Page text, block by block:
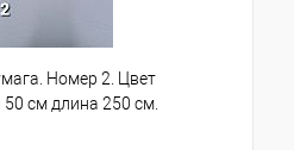
Номер 2. Цвет
см длина 250 см.